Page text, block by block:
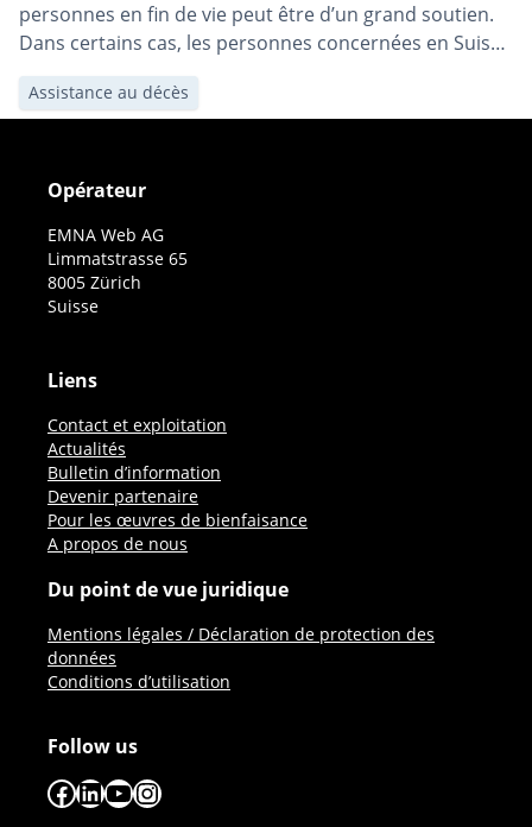
personnes en fin de vie peut être d’un grand soutien.
Dans certains cas, les personnes concernées en Suisse
peuvent même recourir à l’euthanasie passive ou à
l’aide au suicide.
Assistance au décès
Opérateur
EMNA Web AG
Limmatstrasse 65
8005 Zürich
Suisse
Liens
Contact et exploitation
Actualités
Bulletin d’information
Devenir partenaire
Pour les œuvres de bienfaisance
A propos de nous
Du point de vue juridique
Mentions légales / Déclaration de protection des
données
Conditions d’utilisation
Follow us
Facebook
LinkedIn
YouTube
Instagram